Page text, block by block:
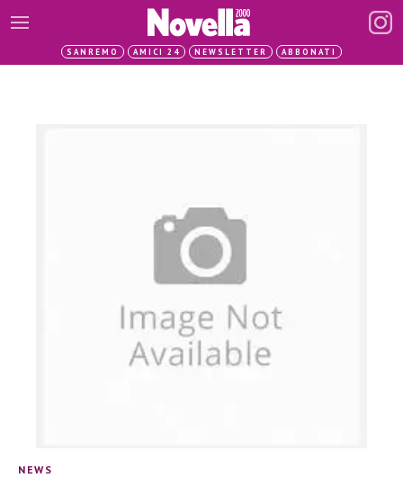
SANREMO AMICI 24 NEWSLETTER ABBONATI
NEWS